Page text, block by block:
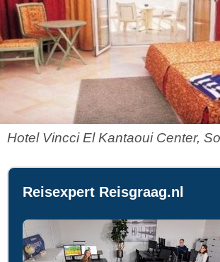
Hotel Vincci El Kantaoui Center,
Reisexpert Reisgraag.nl